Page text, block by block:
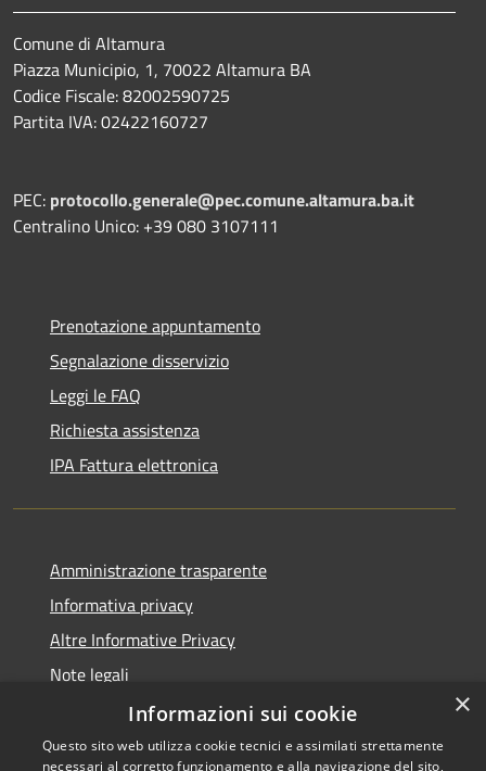
Comune di Altamura
Piazza Municipio, 1, 70022 Altamura BA
Codice Fiscale: 82002590725
Partita IVA: 02422160727
PEC: protocollo.generale@pec.comune.altamura.ba.it
Centralino Unico: +39 080 3107111
Prenotazione appuntamento
Segnalazione disservizio
Leggi le FAQ
Richiesta assistenza
IPA Fattura elettronica
Amministrazione trasparente
Informativa privacy
Altre Informative Privacy
Note legali
Dichiarazione di accessibilità
×
Informazioni sui cookie
Questo sito web utilizza cookie tecnici e assimilati strettamente
necessari al corretto funzionamento e alla navigazione del sito,